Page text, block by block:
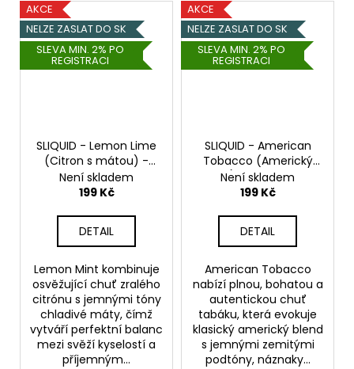
AKCE
NELZE ZASLAT DO SK
SLEVA MIN. 2% PO
REGISTRACI
SLIQUID - Lemon Lime
(Citron s mátou) -
20mgSalt e-liquid
Není skladem
199 Kč
DETAIL
Lemon Mint kombinuje
osvěžující chuť zralého
citrónu s jemnými tóny
chladivé máty, čímž
vytváří perfektní balanc
mezi svěží kyselostí a
příjemným...
AKCE
NELZE ZASLAT DO SK
SLEVA MIN. 2% PO
REGISTRACI
SLIQUID - American
Tobacco (Americký
tabák) - 10mgSalt e-
liquid
Není skladem
199 Kč
DETAIL
American Tobacco
nabízí plnou, bohatou a
autentickou chuť
tabáku, která evokuje
klasický americký blend
s jemnými zemitými
podtóny, náznaky...